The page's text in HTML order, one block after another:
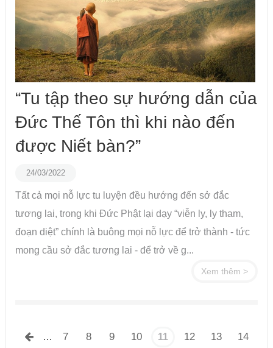
“Tu tập theo sự hướng dẫn của
Đức Thế Tôn thì khi nào đến
được Niết bàn?”
24/03/2022
Tất cả mọi nỗ lực tu luyện đều hướng đến sở đắc
tương lai, trong khi Đức Phật lại dạy “viễn ly, ly tham,
đoạn diệt” chính là buông mọi nỗ lực để trở thành - tức
mong cầu sở đắc tương lai - để trở về g...
Xem thêm >
Trang … 7 8 9 10 11 12 13 14